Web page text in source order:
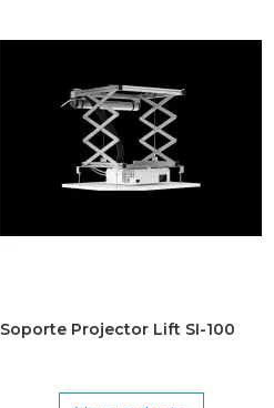
Soporte Projector Lift SI-100